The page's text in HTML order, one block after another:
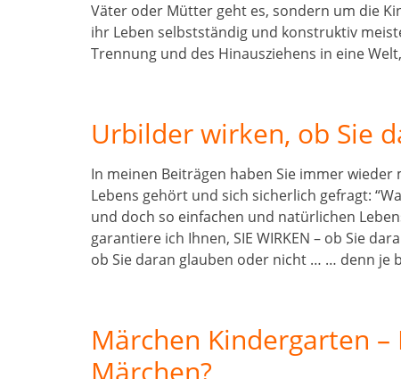
Väter oder Mütter geht es, sondern um die
ihr Leben selbstständig und konstruktiv
Trennung und des Hinausziehens in eine
Urbilder wirken, ob Sie
In meinen Beiträgen haben Sie immer wieder
Lebens gehört und sich sicherlich gefragt:
und doch so einfachen und natürlichen
garantiere ich Ihnen, SIE WIRKEN – ob Sie
ob Sie daran glauben oder nicht … … denn je
Märchen Kindergarten
Märchen?